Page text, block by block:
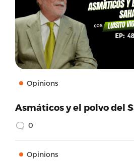
Opinions
Asmáticos y el polvo del
0
Opinions